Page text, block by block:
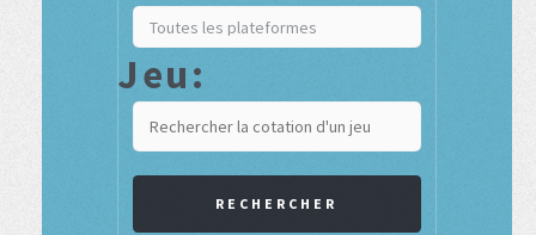
Jeu:
RECHERCHER